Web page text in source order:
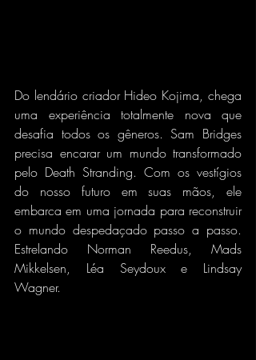
Do lendário criador Hideo Kojima, chega
uma experiência totalmente nova que
desafia todos os gêneros. Sam Bridges
precisa encarar um mundo transformado
pelo Death Stranding. Com os vestígios
do nosso futuro em suas mãos, ele
embarca em uma jornada para reconstruir
o mundo despedaçado passo a passo.
Estrelando Norman Reedus, Mads
Mikkelsen, Léa Seydoux e Lindsay
Wagner.